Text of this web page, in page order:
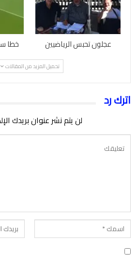
عجلون تحبس الرياضيين خطا
تحميل المزيد من المقالات
اترك رد
لن يتم نشر عنوان بريدك